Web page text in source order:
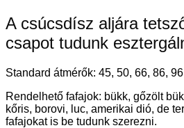
A csúcsdísz aljára
csapot tudunk
Standard átmérők: 45, 50, 66, 86,
Rendelhető fafajok: bükk, gőzölt
kőris, borovi, luc, amerikai dió, de
fafajokat is be tudunk szerezni.